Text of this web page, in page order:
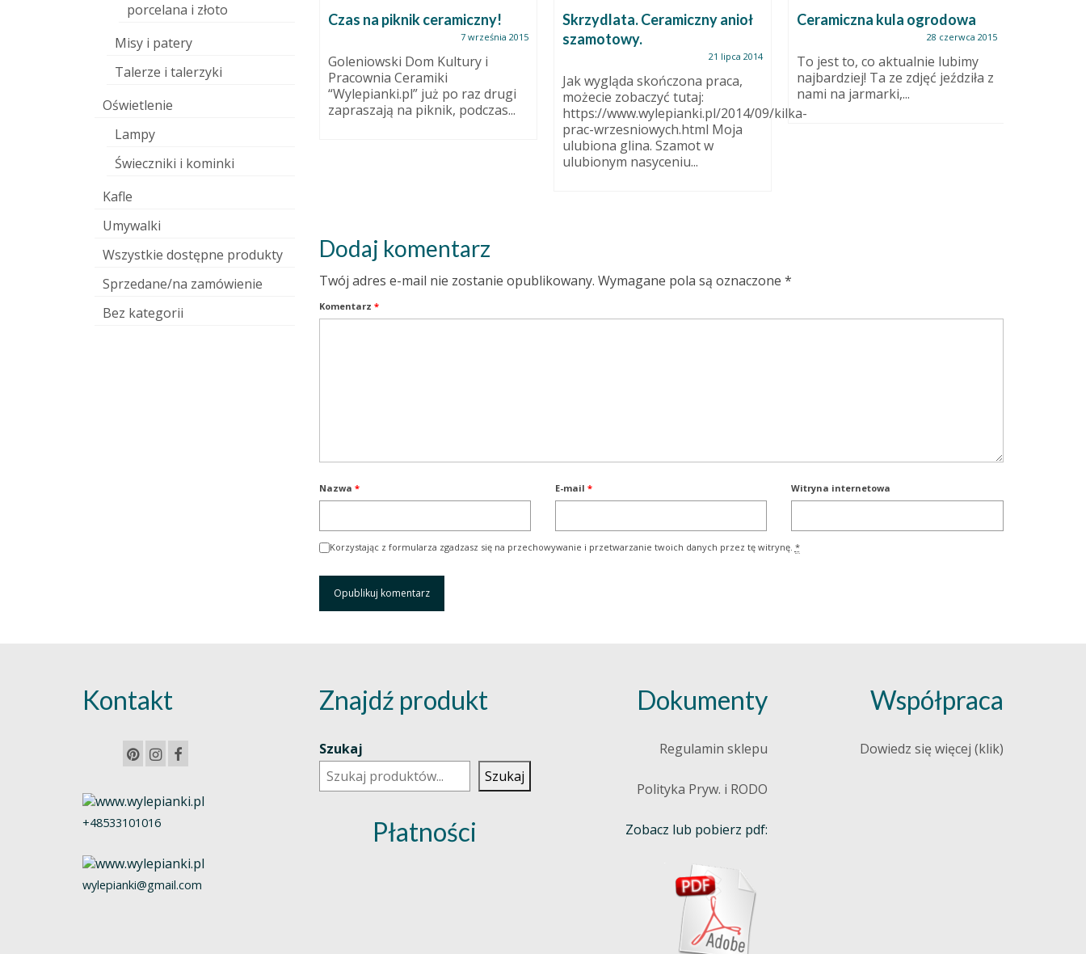
A Pracownia wygląda tak
garncarskiego. które – jako
ciągle w piwnicznej...
Czas na piknik ceramiczny!
7 września 2015
Goleniowski Dom Kultury i
Pracownia Ceramiki
“Wylepianki.pl” już po raz drugi
zapraszają na piknik, podczas...
Skrzydlata. Ceramiczny anioł
szamotowy.
21 lipca 2014
Jak wygląda skończona praca,
możecie zobaczyć tutaj:
https://www.wylepianki.pl/2014/09/kilka-
prac-wrzesniowych.html Moja
ulubiona glina. Szamot w
ulubionym nasyceniu...
Ceramiczna kula ogrodowa
28 czerwca 2015
To jest to, co aktualnie lubimy
najbardziej! Ta ze zdjęć jeździła z
nami na jarmarki,...
Dodaj komentarz
Twój adres e-mail nie zostanie opublikowany. Wymagane pola są oznaczone *
Komentarz *
Nazwa * E-mail * Witryna internetowa
Korzystając z formularza zgadzasz się na przechowywanie i przetwarzanie twoich danych przez tę witrynę. *
porcelana i złoto
Misy i patery
Talerze i talerzyki
Oświetlenie
Lampy
Świeczniki i kominki
Kafle
Umywalki
Wszystkie dostępne produkty
Sprzedane/na zamówienie
Bez kategorii
Kontakt
+48533101016
wylepianki@gmail.com
Znajdź produkt
Szukaj
Szukaj
Płatności
Dokumenty
Regulamin sklepu
Polityka Pryw. i RODO
Zobacz lub pobierz pdf:
Współpraca
Dowiedz się więcej (klik)